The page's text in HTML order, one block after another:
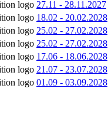
27.11 - 28.11.2027
18.02 - 20.02.2028
25.02 - 27.02.2028
25.02 - 27.02.2028
17.06 - 18.06.2028
21.07 - 23.07.2028
01.09 - 03.09.2028